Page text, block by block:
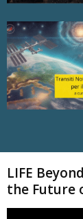
LIFE
the Future